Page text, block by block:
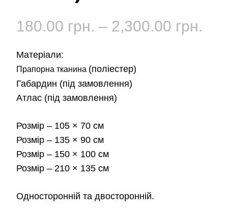
180.00 грн. – 2,300.00 грн.
Матеріали:
Прапорна тканина (поліестер)
Габардин (під замовлення)
Атлас (під замовлення)
Розмір – 105 × 70 см
Розмір – 135 × 90 см
Розмір – 150 × 100 см
Розмір – 210 × 135 см
Односторонній та двосторонній.